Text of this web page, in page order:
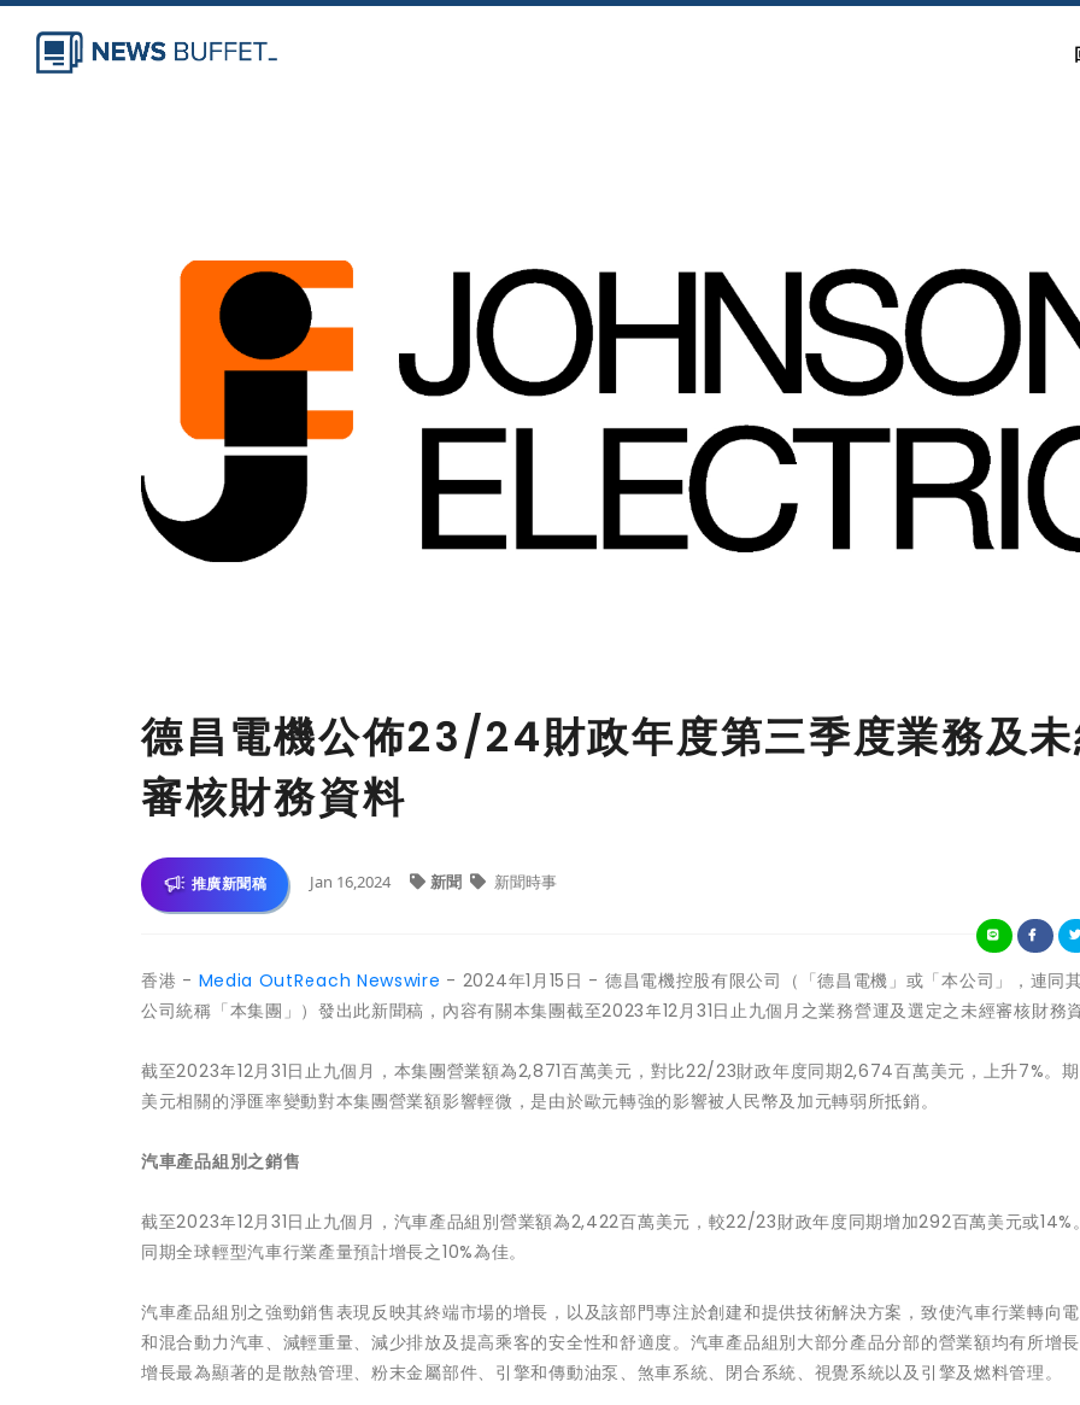
德昌電機公佈23/24財政年度第三季度業務及
審核財務資料
推廣新聞稿 Jan 16,2024 新聞 新聞時事
香港 - Media OutReach Newswire - 2024年1月15日 - 德昌電機控股有限公司（「德昌電機」或「本公司」，連同
公司統稱「本集團」）發出此新聞稿，內容有關本集團截至2023年12月31日止九個月之業務營運及選定之未經審核財務資
截至2023年12月31日止九個月，本集團營業額為2,871百萬美元，對比22/23財政年度同期2,674百萬美元，上升7%。
美元相關的淨匯率變動對本集團營業額影響輕微，是由於歐元轉強的影響被人民幣及加元轉弱所抵銷。
汽車產品組別之銷售
截至2023年12月31日止九個月，汽車產品組別營業額為2,422百萬美元，較22/23財政年度同期增加292百萬美元或14%
同期全球輕型汽車行業產量預計增長之10%為佳。
汽車產品組別之強勁銷售表現反映其終端市場的增長，以及該部門專注於創建和提供技術解決方案，致使汽車行業轉向
和混合動力汽車、減輕重量、減少排放及提高乘客的安全性和舒適度。汽車產品組別大部分產品分部的營業額均有所增
增長最為顯著的是散熱管理、粉末金屬部件、引擎和傳動油泵、煞車系統、閉合系統、視覺系統以及引擎及燃料管理。